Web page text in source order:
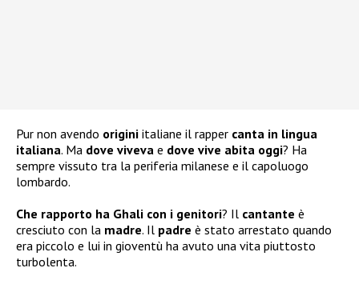
Pur non avendo origini italiane il rapper canta in lingua
italiana. Ma dove viveva e dove vive abita oggi? Ha
sempre vissuto tra la periferia milanese e il capoluogo
lombardo.
Che rapporto ha Ghali con i genitori? Il cantante è
cresciuto con la madre. Il padre è stato arrestato quando
era piccolo e lui in gioventù ha avuto una vita piuttosto
turbolenta.